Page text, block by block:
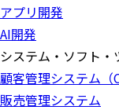
アプリ開発
AI開発
システム・ソフト・
顧客管理システム（
販売管理システム